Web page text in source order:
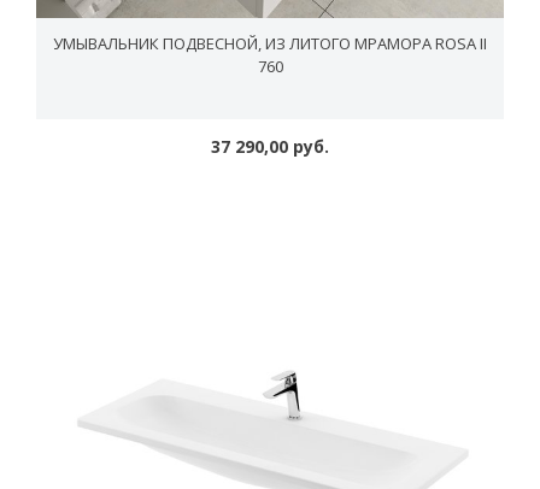
УМЫВАЛЬНИК ПОДВЕСНОЙ, ИЗ ЛИТОГО МРАМОРА ROSA II
760
37 290,00 руб.